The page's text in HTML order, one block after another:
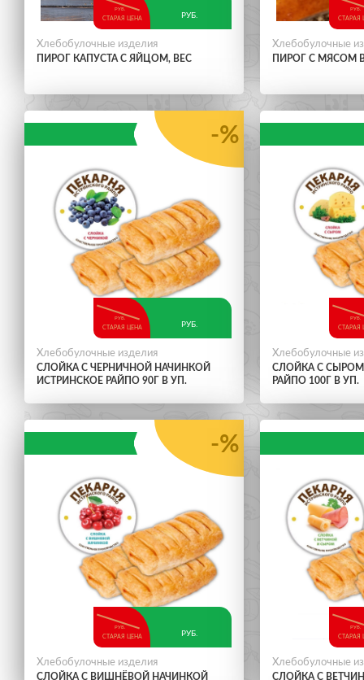
РУБ.
СТАРАЯ ЦЕНА РУБ.
Хлебобулочные изделия
ПИРОГ КАПУСТА С ЯЙЦОМ, ВЕС
РУБ.
СТАРАЯ
Хлебобулочные
ПИРОГ С МЯСОМ
-%
РУБ.
СТАРАЯ ЦЕНА РУБ.
Хлебобулочные изделия
СЛОЙКА С ЧЕРНИЧНОЙ НАЧИНКОЙ
ИСТРИНСКОЕ РАЙПО 90Г В УП.
РУБ.
СТАРАЯ
Хлебобулочные
СЛОЙКА С
РАЙПО 100Г В УП.
-%
РУБ.
СТАРАЯ ЦЕНА РУБ.
Хлебобулочные изделия
СЛОЙКА С ВИШНЁВОЙ НАЧИНКОЙ
РУБ.
СТАРАЯ
Хлебобулочные
СЛОЙКА С